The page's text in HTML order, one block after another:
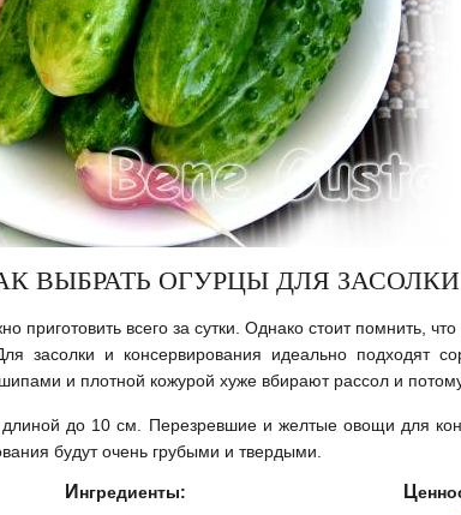
ВЫБРАТЬ ОГУРЦЫ ДЛЯ ЗАСОЛКИ
всего за сутки. Однако стоит помнить, что
засолки и консервирования идеально подходят
и плотной кожурой хуже вбирают рассол и потому
до 10 см. Перезревшие и желтые овощи для
будут очень грубыми и твердыми.
Ингредиенты: